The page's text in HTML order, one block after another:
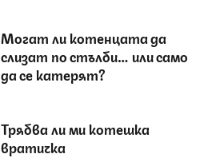
Могат ли котенцата да
слизат по стълби… или само
да се катерят?
Трябва ли ми котешка
вратичка